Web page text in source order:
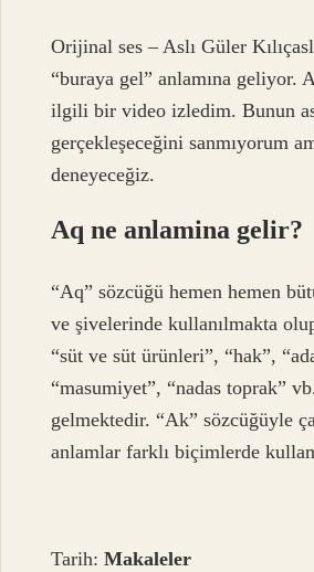
Orijinal ses – Aslı Güler
“buraya gel” anlamına geliyor.
ilgili bir video izledim. Bunun
gerçekleşeceğini sanmıyorum
deneyeceğiz.
Aq ne anlamina gelir?
“Aq” sözcüğü hemen hemen
ve şivelerinde kullanılmakta
“süt ve süt ürünleri”, “hak”,
“masumiyet”, “nadas toprak”
gelmektedir. “Ak” sözcüğüyle
anlamlar farklı biçimlerde
Tarih:Makaleler